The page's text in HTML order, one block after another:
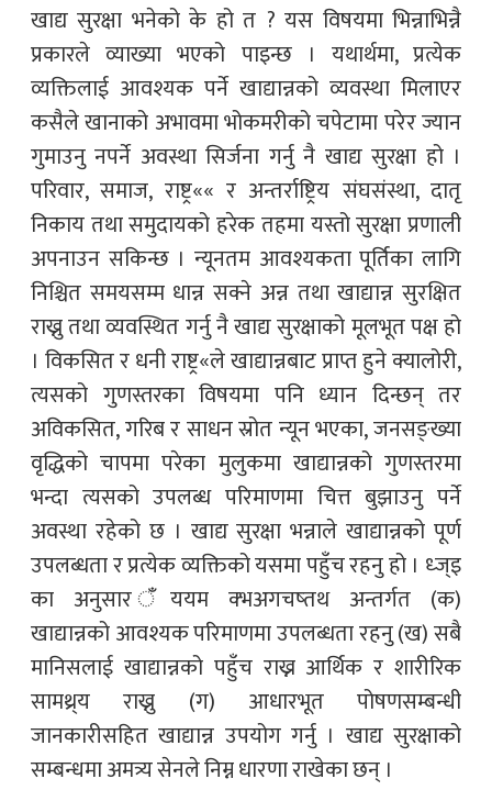
खाद्य सुरक्षा भनेको के हो त ? यस विषयमा भिन्नाभिन्नै
प्रकारले व्याख्या भएको पाइन्छ । यथार्थमा, प्रत्येक
व्यक्तिलाई आवश्यक पर्ने खाद्यान्नको व्यवस्था मिलाएर
कसैले खानाको अभावमा भोकमरीको चपेटामा परेर ज्यान
गुमाउनु नपर्ने अवस्था सिर्जना गर्नु नै खाद्य सुरक्षा हो ।
परिवार, समाज, राष्ट्र«« र अन्तर्राष्ट्रिय संघसंस्था, दातृ
निकाय तथा समुदायको हरेक तहमा यस्तो सुरक्षा प्रणाली
अपनाउन सकिन्छ । न्यूनतम आवश्यकता पूर्तिका लागि
निश्चित समयसम्म धान्न सक्ने अन्न तथा खाद्यान्न सुरक्षित
राख्नु तथा व्यवस्थित गर्नु नै खाद्य सुरक्षाको मूलभूत पक्ष हो
। विकसित र धनी राष्ट्र«ले खाद्यान्नबाट प्राप्त हुने क्यालोरी,
त्यसको गुणस्तरका विषयमा पनि ध्यान दिन्छन् तर
अविकसित, गरिब र साधन स्रोत न्यून भएका, जनसङ्ख्या
वृद्धिको चापमा परेका मुलुकमा खाद्यान्नको गुणस्तरमा
भन्दा त्यसको उपलब्ध परिमाणमा चित्त बुझाउनु पर्ने
अवस्था रहेको छ । खाद्य सुरक्षा भन्नाले खाद्यान्नको पूर्ण
उपलब्धता र प्रत्येक व्यक्तिको यसमा पहुँच रहनु हो । ध्ज्इ
का अनुसार ँययम क्भअगचष्तथ अन्तर्गत (क)
खाद्यान्नको आवश्यक परिमाणमा उपलब्धता रहनु (ख) सबै
मानिसलाई खाद्यान्नको पहुँच राख्न आर्थिक र शारीरिक
सामथ्र्य राख्नु (ग) आधारभूत पोषणसम्बन्धी
जानकारीसहित खाद्यान्न उपयोग गर्नु । खाद्य सुरक्षाको
सम्बन्धमा अमत्र्य सेनले निम्न धारणा राखेका छन् ।